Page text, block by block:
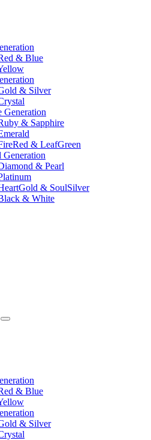
& Blue
& Silver
Generation
& Sapphire
& LeafGreen
& Pearl
& SoulSilver
& White
& Blue
& Silver